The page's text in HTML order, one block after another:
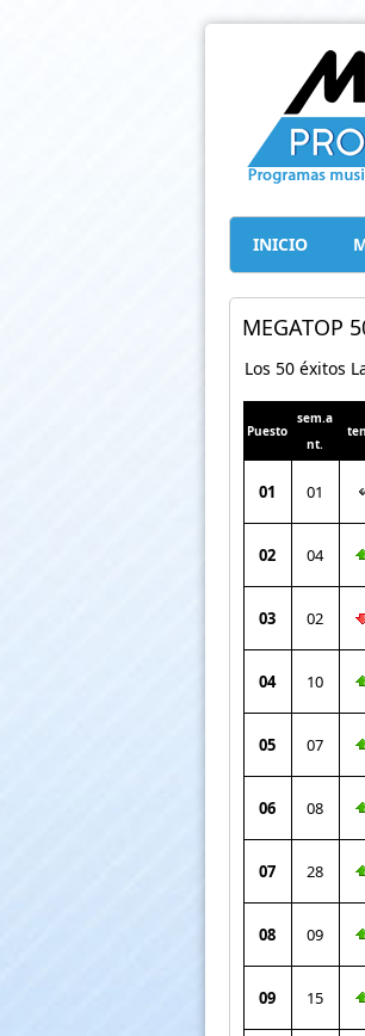
INICIO
MEGATOP
Los 50 éxitos
Puesto
sem.a
nt.
01 01
02 04
03 02
04 10
05 07
06 08
07 28
08 09
09 15